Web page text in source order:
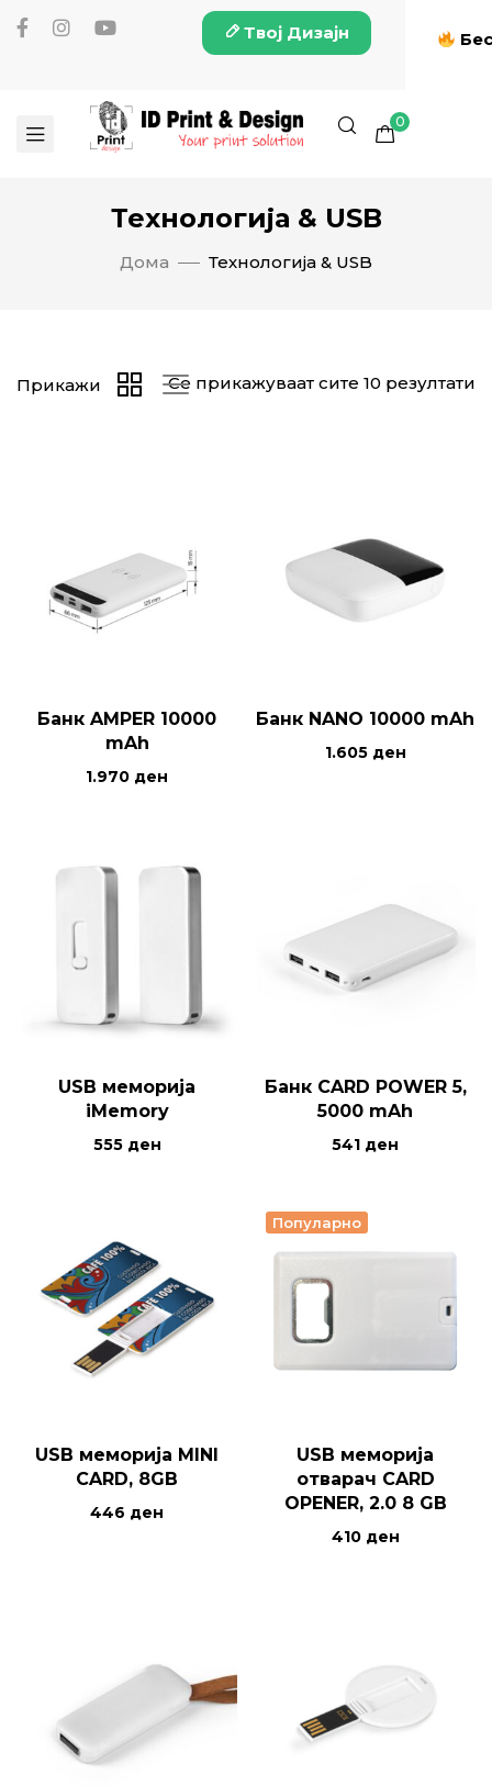
Твој Дизајн
0
Технологија & USB
Дома Технологија & USB
Се прикажуваат сите 10 резултати
Прикажи
Банк AMPER 10000
mAh
1.970 ден
Банк NANO 10000 mAh
1.605 ден
USB меморија
iMemory
555 ден
Банк CARD POWER 5,
5000 mAh
541 ден
USB меморија MINI
CARD, 8GB
446 ден
Популарно
USB меморија
отварач CARD
OPENER, 2.0 8 GB
410 ден